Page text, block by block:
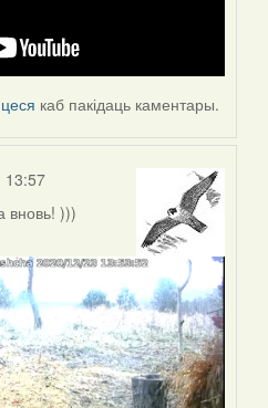
каб пакідаць каментары.
13:57
вновь! )))